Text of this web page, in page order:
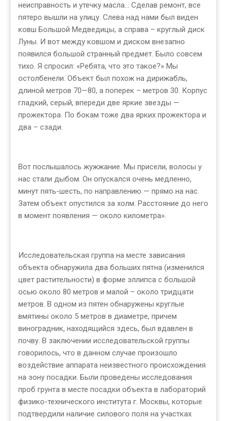
неисправность и утечку масла… Сделав ремонт, все
пятеро вышли на улицу. Слева над нами был виден
ковш Большой Медведицы, а справа – круглый диск
Луны. И вот между ковшом и диском внезапно
появился большой странный предмет. Было совсем
тихо. Я спросил: «Ребята, что это такое?» Мы
остолбенели. Объект был похож на дирижабль,
длиной метров 70—80, а поперек – метров 30. Корпус
гладкий, серый, впереди две яркие звезды —
прожектора. По бокам тоже два ярких прожектора и
два – сзади.
Вот послышалось жужжание. Мы присели, волосы у
нас стали дыбом. Он опускался очень медленно,
минут пять-шесть, по направлению — прямо на нас.
Затем объект опустился за холм. Расстояние до него
в момент появления — около километра».
Исследовательская группа на месте зависания
объекта обнаружила два больших пятна (изменился
цвет растительности) в форме эллипса с большой
осью около 80 метров и малой – около тридцати
метров. В одном из пятен обнаружены круглые
вмятины около 5 метров в диаметре, причем
виноградник, находящийся здесь, был вдавлен в
почву. В заключении исследовательской группы
говорилось, что в данном случае произошло
воздействие аппарата неизвестного происхождения
на зону посадки. Были проведены исследования
проб грунта в месте посадки объекта в лабораторий
физико-технического института г. Москвы, которые
подтвердили наличие силового поля на участках